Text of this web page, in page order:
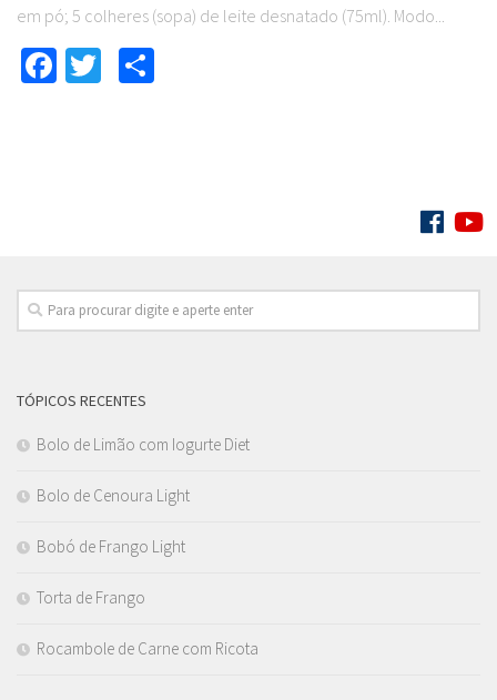
em pó; 5 colheres (sopa) de leite desnatado (75ml). Modo...
Facebook
Twitter
TÓPICOS RECENTES
Bolo de Limão com Iogurte Diet
Bolo de Cenoura Light
Bobó de Frango Light
Torta de Frango
Rocambole de Carne com Ricota